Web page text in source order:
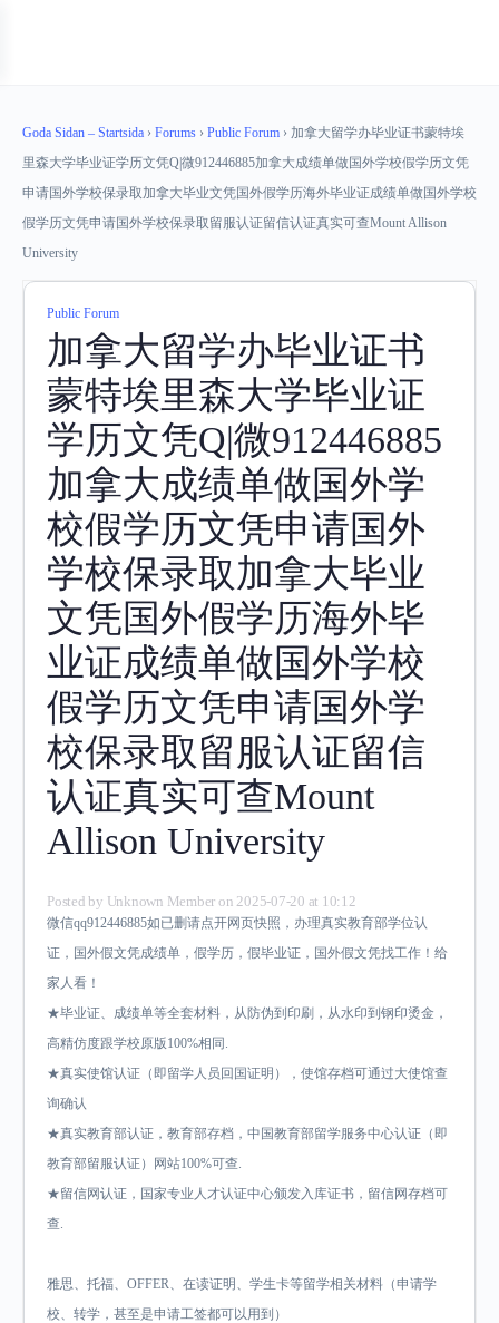
Goda Sidan – Startsida › Forums › Public Forum › 加拿大留学办毕业证书蒙特埃
里森大学毕业证学历文凭Q|微912446885加拿大成绩单做国外学校假学历文凭
申请国外学校保录取加拿大毕业文凭国外假学历海外毕业证成绩单做国外学校
假学历文凭申请国外学校保录取留服认证留信认证真实可查Mount Allison
University
Public Forum
加拿大留学办毕业证书
蒙特埃里森大学毕业证
学历文凭Q|微912446885
加拿大成绩单做国外学
校假学历文凭申请国外
学校保录取加拿大毕业
文凭国外假学历海外毕
业证成绩单做国外学校
假学历文凭申请国外学
校保录取留服认证留信
认证真实可查Mount
Allison University
Posted by Unknown Member on 2025-07-20 at 10:12
微信qq912446885如已删请点开网页快照，办理真实教育部学位认
证，国外假文凭成绩单，假学历，假毕业证，国外假文凭找工作！给
家人看！
★毕业证、成绩单等全套材料，从防伪到印刷，从水印到钢印烫金，
高精仿度跟学校原版100%相同.
★真实使馆认证（即留学人员回国证明），使馆存档可通过大使馆查
询确认
★真实教育部认证，教育部存档，中国教育部留学服务中心认证（即
教育部留服认证）网站100%可查.
★留信网认证，国家专业人才认证中心颁发入库证书，留信网存档可
查.
雅思、托福、OFFER、在读证明、学生卡等留学相关材料（申请学
校、转学，甚至是申请工签都可以用到）